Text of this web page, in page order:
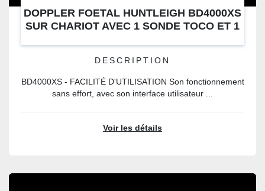
DOPPLER FOETAL HUNTLEIGH BD4000XS
SUR CHARIOT AVEC 1 SONDE TOCO ET 1
DESCRIPTION
BD4000XS - FACILITÉ D'UTILISATION Son fonctionnement
sans effort, avec son interface utilisateur ...
Voir les détails